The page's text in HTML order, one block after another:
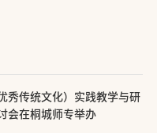
秀传统文化）实践教学与研
会在桐城师专举办